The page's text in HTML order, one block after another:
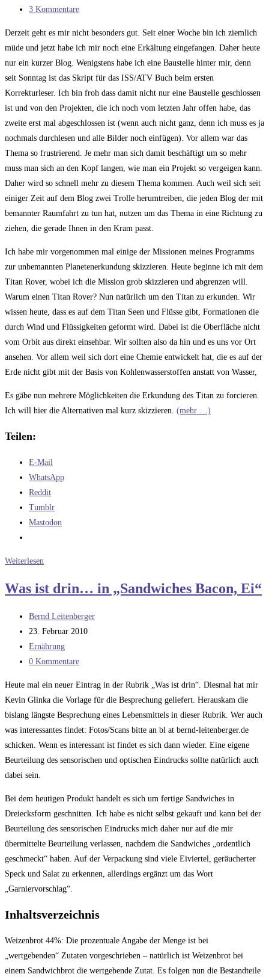
Kategorie:
Beitrags-
3 Kommentare
Derzeit geht es mir nicht besonders gut. Seit einer Woche bin ich ziemlich
müde und jetzt habe ich mir noch eine Erkältung eingefangen. Daher heute
nur ein kurzer Blog. Wenigstens habe ich eine Baustelle hinter mir, denn
seit Sonntag ist das Skript für das ISS/ATV Buch beim ersten
Korrekturleser. Ich bin froh dass damit nicht nur eine Baustelle geschlossen
ist und von den Projekten, die ich noch vom letzten Jahr offen habe, das
zweite erst mal abgeschlossen ist (wenn auch nicht ganz, denn ich muss es ja
nochmals durchlesen und alle Bilder noch einfügen). Vor allem war das
Thema so frustrierend. Je mehr man sich damit beschäftigt um so mehr
muss man sich an den Kopf langen, wie man ein Projekt so vergeigen kann.
Daher wird so schnell mehr zu diesem Thema kommen. Auch weil sich seit
einiger Zeit auf dem Blog zwei Trolle herumtreiben, die jeden Blog der mit
bemannter Raumfahrt zu tun hat, nutzen um das Thema in eine Richtung zu
ziehen, die gerade Ihnen in den Kram passt.
Ich habe mir vorgenommen mal einige der Missionen meines Programms
zur unbemannten Planetenerkundung skizzieren. Heute beginne ich mit dem
Titan Rover, wobei ich die Mission grob skizzieren und abgrenzen will.
Warum einen Titan Rover? Nun natürlich um den Titan zu erkunden. Wir
wissen heute, dass es auf dem Titan Seen und Flüsse gibt, Formationen die
durch Wind und Flüssigkeiten geformt wird. Dabei ist die Oberfläche nicht
vom Orbit aus direkt einsehbar. Wir sollten also da hin und es uns vor Ort
ansehen. Vor allem weil sich dort eine Chemie entwickelt hat, die es auf der
Erde nicht gibt mit der Basis von Kohlenwasserstoffen anstatt von Wasser,
Es gäbe nun mehrere Möglichkeiten die Erkundung des Titan zu forcieren.
Ich will hier die Alternativen mal kurz skizzieren. (mehr …)
Teilen:
E-Mail
WhatsApp
Reddit
Tumblr
Mastodon
Weiterlesen
Rover
1
Was ist drin… in „Sandwiches Bacon, Ei“
Beitrags-
Autor:
Bernd Leitenberger
Beitrag
veröffentlicht:
23. Februar 2010
Beitrags-
Kategorie:
Ernährung
Beitrags-
0 Kommentare
Heute mal ein neuer Eintrag in der Rubrik „Was ist drin“. Diesmal hat mir
Kevin Glinka die Vorlage für die Besprechung geliefert. Herauskam die
bislang längste Besprechung eines Lebensmittels in dieser Rubrik. Wer auch
was interessantes findet: Fotos/Scans bitte an bl at bernd-leitenberger.de
schicken. Wenn es interessant ist findet es sich dann wieder. Eine eigene
Beurteilung des sensorischen und optischen Eindrucks sollte natürlich auch
dabei sein.
Bei dem heutigen Produkt handelt es sich um fertige Sandwiches in
Dreiecksform geschnitten. Ich habe es nicht selbst gekauft und kann bei der
Beurteilung des sensorischen Eindrucks mich daher nur auf die mir
übermittelte Beurteilung verlassen, nachdem die Sandwiches „ordentlich
geschmeckt“ haben. Auf der Verpackung sind viele Eiviertel, geräucherter
Speck und Salat zu erkennen, allerdings ergänzt um das Wort
„Garniervorschlag“.
Inhaltsverzeichnis
Weizenbrot 44%: Die prozentuale Angabe der Menge ist bei
„wertgebenden“ Zutaten vorgeschrieben – natürlich ist Weizenbrot bei
einem Sandwichbrot die wertgebende Zutat. Es folgen nun die Bestandteile